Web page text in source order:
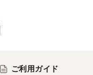
ご利用ガイド